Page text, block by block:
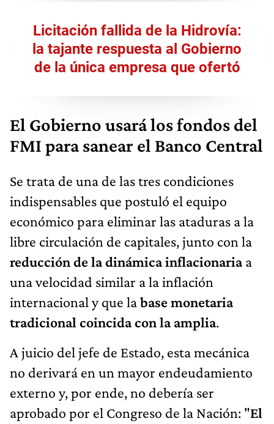
Licitación fallida de la Hidrovía:
la tajante respuesta al Gobierno
de la única empresa que ofertó
El Gobierno usará los fondos del
FMI para sanear el Banco Central
Se trata de una de las tres condiciones
indispensables que postuló el equipo
económico para eliminar las ataduras a la
libre circulación de capitales, junto con la
reducción de la dinámica inflacionariaa
una velocidad similar a la inflación
internacional y que labase monetaria
tradicional coincida con la amplia.
A juicio del jefe de Estado, esta mecánica
no derivará en un mayor endeudamiento
externo y, por ende, no debería ser
aprobado por el Congreso de la Nación: "El